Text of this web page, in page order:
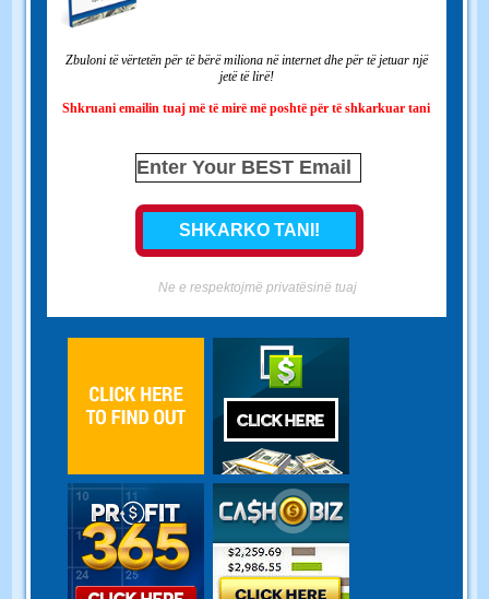
Zbuloni të vërtetën për të bërë miliona në internet dhe për të jetuar një
jetë të lirë!
Shkruani emailin tuaj më të mirë më poshtë për të shkarkuar tani
Ne e respektojmë privatësinë tuaj